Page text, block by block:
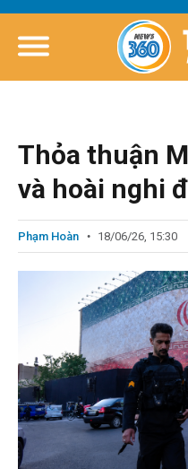
Thỏa thuận
và hoài nghi
Phạm Hoàn 18/06/26, 15:30